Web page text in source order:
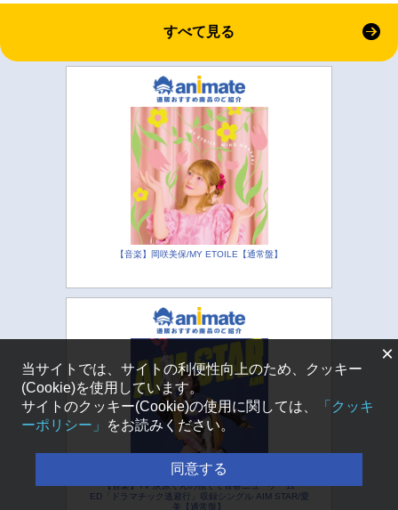
すべて見る
【音楽】岡咲美保/MY ETOILE【通常盤】
【音楽】TV 灰原くんの強くて青春ニューゲーム
ED「ドラマチック逃避行」収録シングル AIM STAR/愛
美【通常盤】
×
当サイトでは、サイトの利便性向上のため、クッキー
(Cookie)を使用しています。
サイトのクッキー(Cookie)の使用に関しては、
「クッキ
ーポリシー」
をお読みください。
同意する